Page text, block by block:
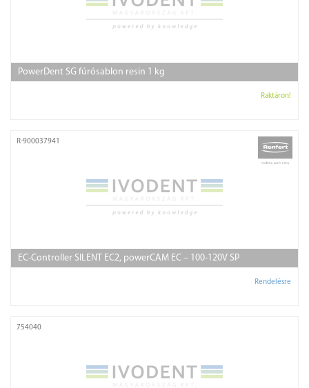
PowerDent SG fúrósablon resin 1 kg
Raktáron!
R-900037941
EC-Controller SILENT EC2, powerCAM EC – 100-120V SP
Rendelésre
754040